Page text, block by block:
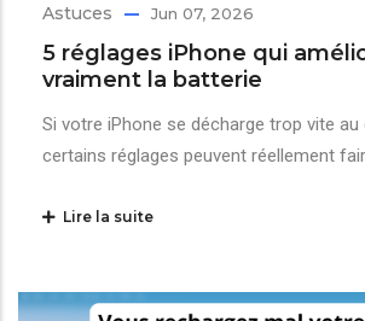
Astuces Jun 07, 2026
5 réglages iPhone qui
vraiment la batterie
Si votre iPhone se décharge trop vite au
certains réglages peuvent réellement
Lire la suite